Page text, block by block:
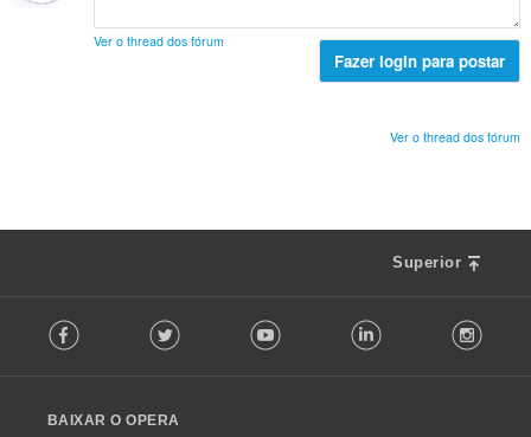
Ver o thread dos fórum
Fazer login para postar
Ver o thread dos fórum
Superior
o
w
Facebook Twitter Youtube LinkedIn
BAIXAR O OPERA